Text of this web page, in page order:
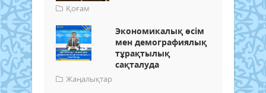
Қоғам
Экономикалық өсім
мен демографиялық
тұрақтылық
сақталуда
Жаңалықтар